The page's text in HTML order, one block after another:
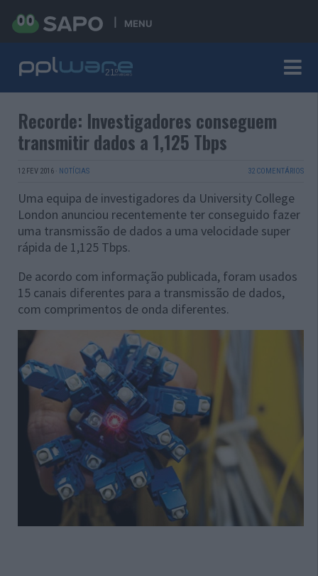
MENU
Recorde: Investigadores conseguem
transmitir dados a 1,125 Tbps
12 FEV 2016 · NOTÍCIAS 32 COMENTÁRIOS
Uma equipa de investigadores da University College
London anunciou recentemente ter conseguido fazer
uma transmissão de dados a uma velocidade super
rápida de 1,125 Tbps.
De acordo com informação publicada, foram usados
15 canais diferentes para a transmissão de dados,
com comprimentos de onda diferentes.